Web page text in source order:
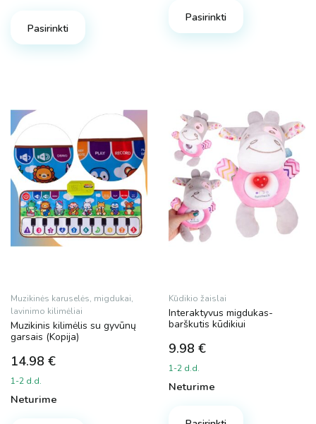
Pasirinkti
may
be
chosen
on
the
product
page
Pasirinkti
may
be
chosen
the
product
page
Muzikinės karuselės, migdukai,
lavinimo kilimėliai
Muzikinis kilimėlis su gyvūnų
garsais (Kopija)
14.98 €
1-2 d.d.
Neturime
Kūdikio žaislai
Interaktyvus migdukas-
barškutis kūdikiui
9.98 €
1-2 d.d.
Neturime